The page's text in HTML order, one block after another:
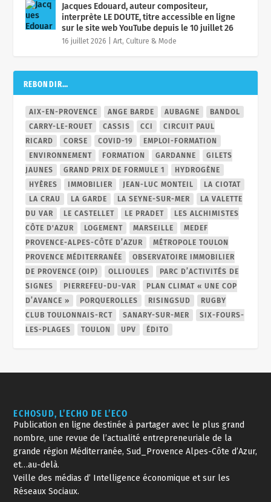
Jacques Edouard, auteur compositeur,
interprète LE DOUTE, titre accessible en ligne
sur le site web YouTube depuis le 10 juillet 26
16 juillet 2026 |Art, Culture & Mode
REBONDIR…
AIX-EN-PROVENCE ANGE BARDE AUBAGNE
BANDOL
CARRY-LE-ROUET
CASSIS CCI
CIRCUIT PAUL
RICARD
CORSE COVID-19
EMPLOI-FORMATION
ENVIRONNEMENT
FORMATION GARDANNE
GILETS
JAUNES
GRAND PRIX DE FORMULE 1
HYDROGÈNE
HYÈRES
IMMOBILIER JEAN-LUC MONTEIL
LA CIOTAT
LA CRAU
LA GARDE LA SEYNE-SUR-MER
LA VALETTE
DU VAR
LE CASTELLET LE PRADET
LES ALCHIMISTES
CÔTE D'AZUR
LOGEMENT MARSEILLE
MEDEF
PROVENCE-ALPES-CÔTE D’AZUR
MÉTROPOLE TOULON
PROVENCE MÉDITERRANÉE
OBSERVATOIRE IMMOBILIER
DE PROVENCE (OIP)
OLLIOULES
PARC D’ACTIVITÉS DE
SIGNES
PIERREFEU-DU-VAR
PLAN CLIMAT « UNE COP
D’AVANCE »
PORQUEROLLES RISINGSUD
RUGBY
CLUB TOULONNAIS-RCT
SANARY-SUR-MER
SIX-FOURS-
LES-PLAGES
TOULON UPV ÉDITO
ECHOSUD, L’ECHO DE L’ECO
Publication en ligne destinée à partager avec le plus grand
nombre, une revue de l’actualité entrepreneuriale de la
grande région Méditerranée, Sud_Provence Alpes-Côte d’Azur,
et…au-delà.
Veille des médias d’ Intelligence économique et sur les
Réseaux Sociaux.